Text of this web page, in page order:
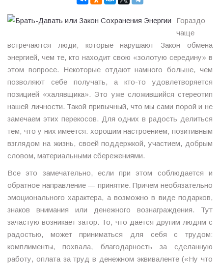
Гораздо
чаще
встречаются люди, которые нарушают Закон обмена
энергией, чем те, кто находит свою «золотую середину» в
этом вопросе. Некоторые отдают намного больше, чем
позволяют себе получать, а кто-то удовлетворяется
позицией «халявщика». Это уже сложившийся стереотип
нашей личности. Такой привычный, что мы сами порой и не
замечаем этих перекосов. Для одних в радость делиться
тем, что у них имеется: хорошим настроением, позитивным
взглядом на жизнь, своей поддержкой, участием, добрым
словом, материальными сбережениями.
Все это замечательно, если при этом соблюдается и
обратное направление — принятие. Причем необязательно
эмоционального характера, а возможно в виде подарков,
знаков внимания или денежного вознаграждения. Тут
зачастую возникает затор. То, что дается другим людям с
радостью, может приниматься для себя с трудом:
комплименты, похвала, благодарность за сделанную
работу, оплата за труд в денежном эквиваленте («Ну что